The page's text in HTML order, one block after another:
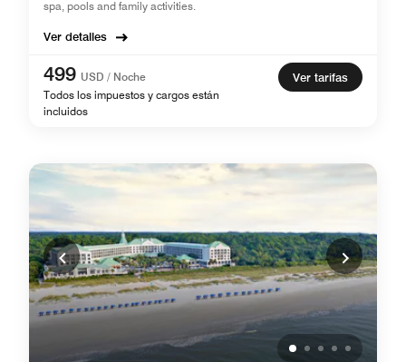
spa, pools and family activities.
Ver detalles
499 USD / Noche
Todos los impuestos y cargos están
incluidos
Ver tarifas